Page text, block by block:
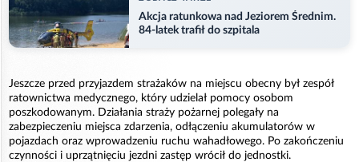
Akcja ratunkowa nad Jeziorem Średnim.
84-latek trafił do szpitala
Jeszcze przed przyjazdem strażaków na miejscu obecny był zespół
ratownictwa medycznego, który udzielał pomocy osobom
poszkodowanym. Działania straży pożarnej polegały na
zabezpieczeniu miejsca zdarzenia, odłączeniu akumulatorów w
pojazdach oraz wprowadzeniu ruchu wahadłowego. Po zakończeniu
czynności i uprzątnięciu jezdni zastęp wrócił do jednostki.